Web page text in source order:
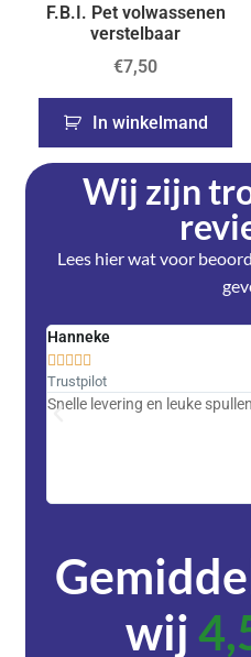
F.B.I. Pet volwassenen
verstelbaar
€7,50
In winkelmand
Wij zijn
Lees hier wat voor
Hanneke

Trustpilot
Snelle levering en leuke
wij